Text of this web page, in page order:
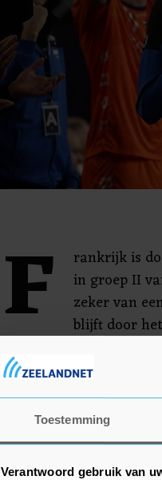
Toestemming
Verantwoord gebruik van
F
rankrijk is
in groep II
zeker van
blijft door
Macedonië, Hongarije
Nederland om het
kwartfinales.